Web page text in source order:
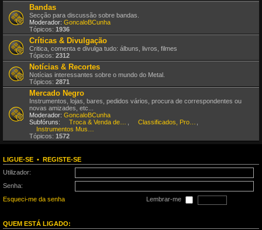
Bandas
Secção para discussão sobre bandas.
Moderador: GoncaloBCunha
Tópicos: 1936
Críticas & Divulgação
Critica, comenta e divulga tudo: álbuns, livros, filmes
Tópicos: 2312
Notícias & Recortes
Notícias interessantes sobre o mundo do Metal.
Tópicos: 2871
Mercado Negro
Instrumentos, lojas, bares, pedidos vários, procura de correspondentes ou
novas amizades, etc...
Moderador: GoncaloBCunha
Subfóruns:
Tópicos: 1572
LIGUE-SE • REGISTE-SE
Utilizador:
Senha:
Esqueci-me da senha
Lembrar-me
QUEM ESTÁ LIGADO: